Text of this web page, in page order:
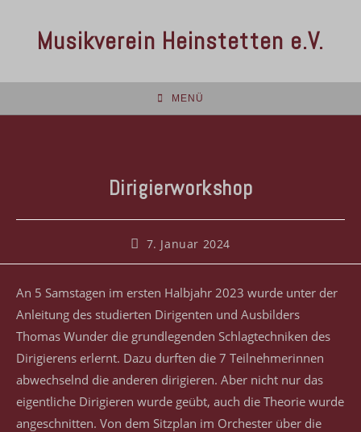
Musikverein Heinstetten e.V.
MENÜ
Dirigierworkshop
7. Januar 2024
An 5 Samstagen im ersten Halbjahr 2023 wurde unter der
Anleitung des studierten Dirigenten und Ausbilders
Thomas Wunder die grundlegenden Schlagtechniken des
Dirigierens erlernt. Dazu durften die 7 Teilnehmerinnen
abwechselnd die anderen dirigieren. Aber nicht nur das
eigentliche Dirigieren wurde geübt, auch die Theorie wurde
angeschnitten. Von dem Sitzplan im Orchester über die